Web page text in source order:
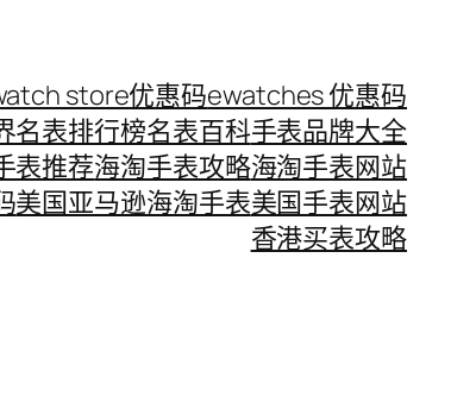
store优惠码ewatches 优惠码
名表排行榜名表百科手表品牌大全
表推荐海淘手表攻略海淘手表网站
美国亚马逊海淘手表美国手表网站
香港买表攻略